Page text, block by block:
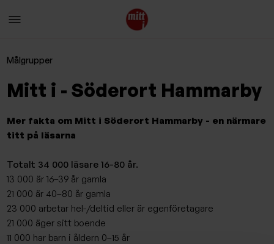
Målgrupper
Mitt i - Söderort Hammarby
Mer fakta om Mitt i Söderort Hammarby - en närmare
titt på läsarna
Totalt 34 000 läsare 16-80 år.
13 000 är 16–39 år gamla
21 000 är 40–80 år gamla
23 000 arbetar hel-/deltid eller är egenföretagare
21 000 äger sitt boende
11 000 har barn i åldern 0–15 år